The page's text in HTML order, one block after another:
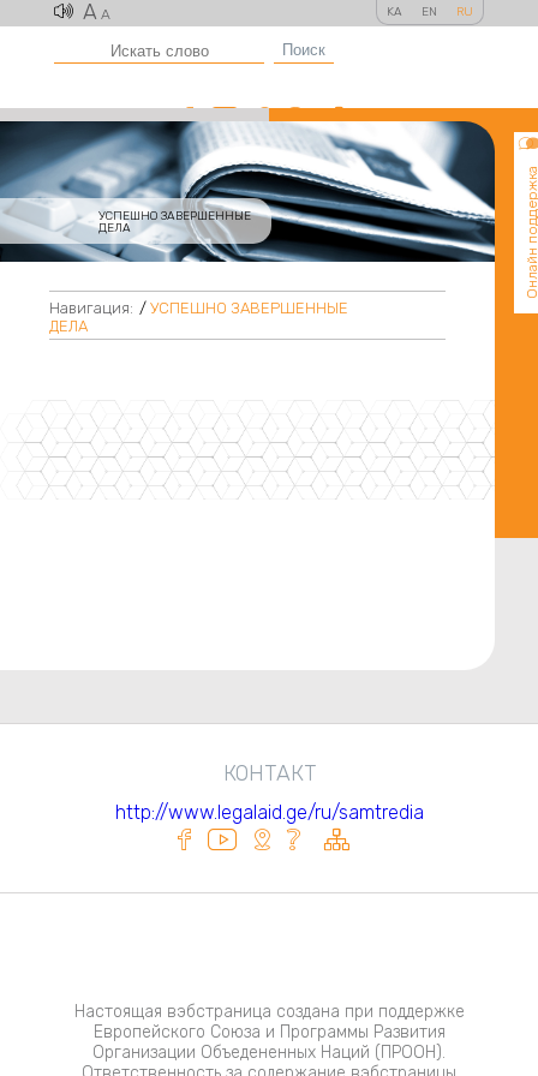
A A KA EN RU
Поиск
УСПЕШНО ЗАВЕРШЕННЫЕ
ДЕЛА
Онлайн
Навигация: / УСПЕШНО ЗАВЕРШЕННЫЕ
ДЕЛА
КОНТАКТ
http://www.legalaid.ge/ru/samtredia
Настоящая вэбстраница создана при поддержке
Европейского Союза и Программы Развития
Организации Объедененных Наций (ПРООН).